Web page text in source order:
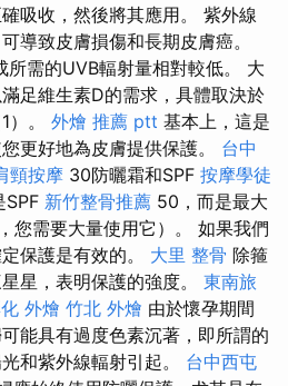
吸收，然後將其應用。 紫外線
導致皮膚損傷和長期皮膚癌。
所需的UVB輻射量相對較低。 大
足維生素D的需求，具體取決於
）。 外燴 推薦 ptt 基本上，這是
更好地為皮膚提供保護。 台中
頸按摩 30防曬霜和SPF 按摩學徒
SPF 新竹整骨推薦 50，而是最大
您需要大量使用它）。 如果我們
保護是有效的。 大里 整骨 除箍
星，表明保護的強度。 東南旅
外燴 竹北 外燴 由於懷孕期間
能具有過度色素沉著，即所謂的
和紫外線輻射引起。 台中西屯